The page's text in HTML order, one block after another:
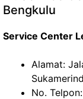
Bengkulu
Service Center
Alamat:
No.